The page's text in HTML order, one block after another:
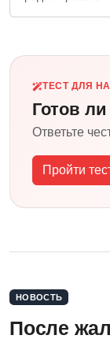
ТЕСТ ДЛЯ
Готов
Ответьте
Пройти
НОВОСТЬ
После